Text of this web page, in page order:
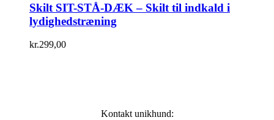
Skilt SIT-STÅ-DÆK – Skilt til indkald i
lydighedstræning
kr.299,00
Kontakt unikhund: